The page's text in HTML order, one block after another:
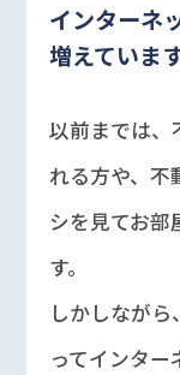
インターネ
増えていま
以前までは、
れる方や、不
シを見てお
す。
しかしなが
ってインタ